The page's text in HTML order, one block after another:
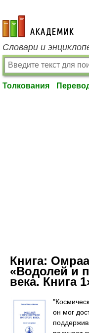
academic.ru
Словари и
Толкования
Книга:
«Водолей и
века. Книга
он мог